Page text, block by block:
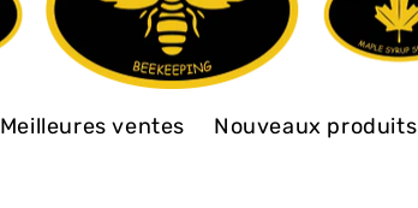
Meilleures ventes Nouveaux produits